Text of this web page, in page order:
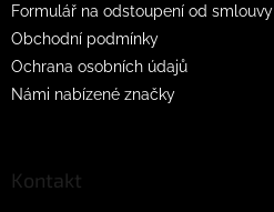
Formulář na odstoupení od smlouvy
Obchodní podmínky
Ochrana osobních údajů
Námi nabízené značky
Kontakt